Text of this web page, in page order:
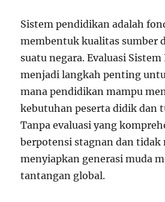
Sistem pendidikan adalah
membentuk kualitas sumber
suatu negara. Evaluasi
menjadi langkah penting
mana pendidikan mampu
kebutuhan peserta didik dan
Tanpa evaluasi yang
berpotensi stagnan dan tidak
menyiapkan generasi muda
tantangan global.